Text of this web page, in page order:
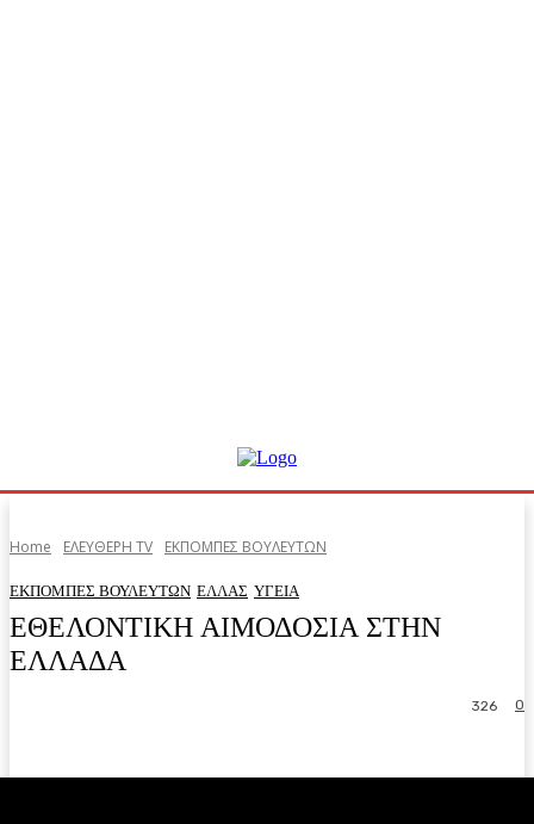
Home ΕΛΕΥΘΕΡΗ ΤV ΕΚΠΟΜΠΕΣ ΒΟΥΛΕΥΤΩΝ
ΕΚΠΟΜΠΕΣ ΒΟΥΛΕΥΤΩΝ ΕΛΛΑΣ ΥΓΕΙΑ
ΕΘΕΛΟΝΤΙΚΗ ΑΙΜΟΔΟΣΙΑ ΣΤΗΝ
ΕΛΛΑΔΑ
0
326